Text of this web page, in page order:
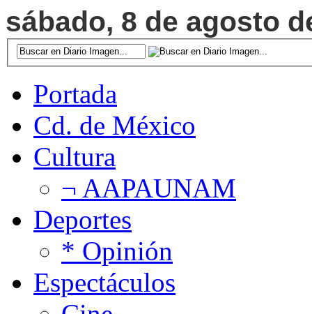
sábado, 8 de agosto
Portada
Cd. de México
Cultura
¬ AAPAUNAM
Deportes
* Opinión
Espectáculos